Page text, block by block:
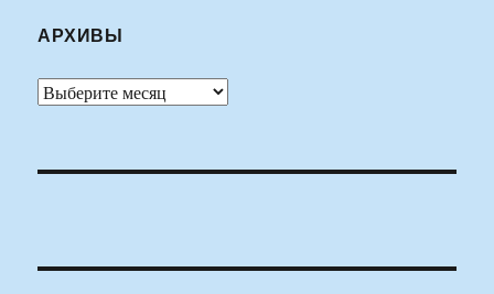
АРХИВЫ
Архивы